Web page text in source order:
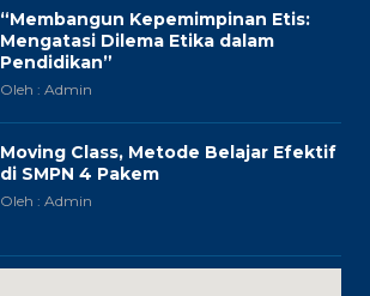
“Membangun Kepemimpinan Etis:
Mengatasi Dilema Etika dalam
Pendidikan”
Oleh : Admin
Moving Class, Metode Belajar Efektif
di SMPN 4 Pakem
Oleh : Admin